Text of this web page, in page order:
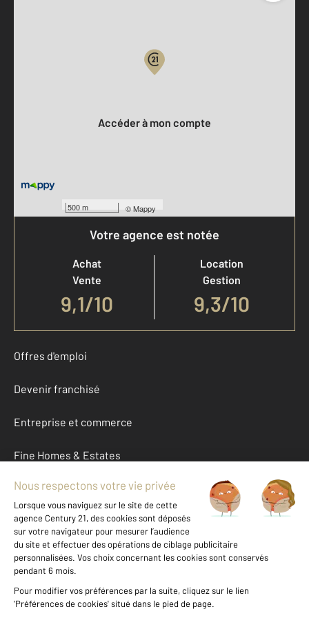
500 m ©Mappy
Accéder à mon compte
Votre agence est notée
Achat
Vente
9,1/10
Location
Gestion
9,3/10
Offres d'emploi
Devenir franchisé
Entreprise et commerce
Fine Homes & Estates
À propos
International
Nous contacter